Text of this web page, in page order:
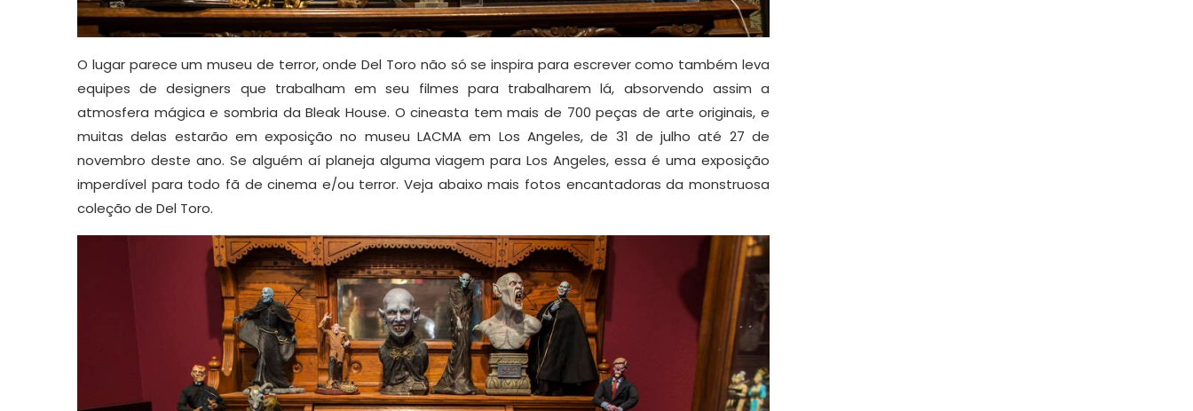
O lugar parece um museu de terror, onde Del Toro não só se inspira para escrever como também leva
equipes de designers que trabalham em seu filmes para trabalharem lá, absorvendo assim a
atmosfera mágica e sombria da Bleak House. O cineasta tem mais de 700 peças de arte originais, e
muitas delas estarão em exposição no museu LACMA em Los Angeles, de 31 de julho até 27 de
novembro deste ano. Se alguém aí planeja alguma viagem para Los Angeles, essa é uma exposição
imperdível para todo fã de cinema e/ou terror. Veja abaixo mais fotos encantadoras da monstruosa
coleção de Del Toro.